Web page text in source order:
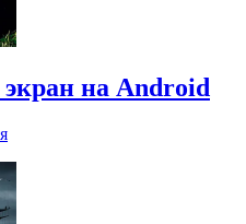
на Android